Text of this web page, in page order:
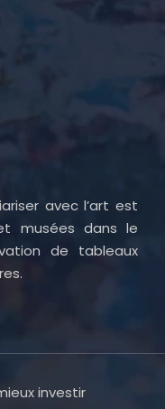
avec l’art est
musées dans le
de tableaux
investir